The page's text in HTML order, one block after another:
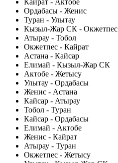
Кайрат - Актобе
Ордабасы - Женис
Туран - Улытау
Кызыл-Жар СК - Окжетпес
Атырау - Тобол
Окжетпес - Кайрат
Астана - Кайсар
Елимай - Кызыл-Жар СК
Актобе - Жетысу
Улытау - Ордабасы
Женис - Астана
Кайсар - Атырау
Тобол - Туран
Кайсар - Ордабасы
Елимай - Актобе
Женис - Кайрат
Атырау - Туран
Окжетпес - Жетысу